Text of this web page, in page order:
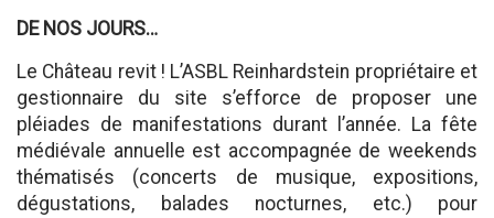
DE NOS JOURS…
Le Château revit ! L’ASBL Reinhardstein propriétaire et
gestionnaire du site s’efforce de proposer une
pléiades de manifestations durant l’année. La fête
médiévale annuelle est accompagnée de weekends
thématisés (concerts de musique, expositions,
dégustations, balades nocturnes, etc.) pour